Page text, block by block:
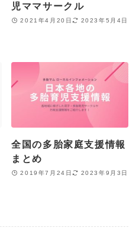
児ママサークル
2021年4月20日 2023年5月4日
全国の多胎家庭支援情報
まとめ
2019年7月24日 2023年9月3日